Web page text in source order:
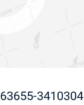
63655-3410304